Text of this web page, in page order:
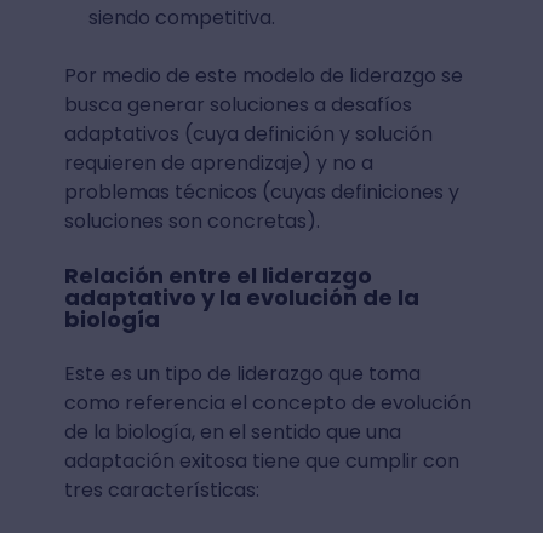
siendo competitiva.
Por medio de este modelo de liderazgo se
busca generar soluciones a desafíos
adaptativos (cuya definición y solución
requieren de aprendizaje) y no a
problemas técnicos (cuyas definiciones y
soluciones son concretas).
Relación entre el liderazgo
adaptativo y la evolución de la
biología
Este es un tipo de liderazgo que toma
como referencia el concepto de evolución
de la biología, en el sentido que una
adaptación exitosa tiene que cumplir con
tres características: